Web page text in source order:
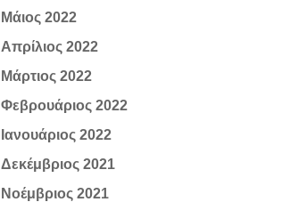
Μάιος 2022
Απρίλιος 2022
Μάρτιος 2022
Φεβρουάριος 2022
Ιανουάριος 2022
Δεκέμβριος 2021
Νοέμβριος 2021